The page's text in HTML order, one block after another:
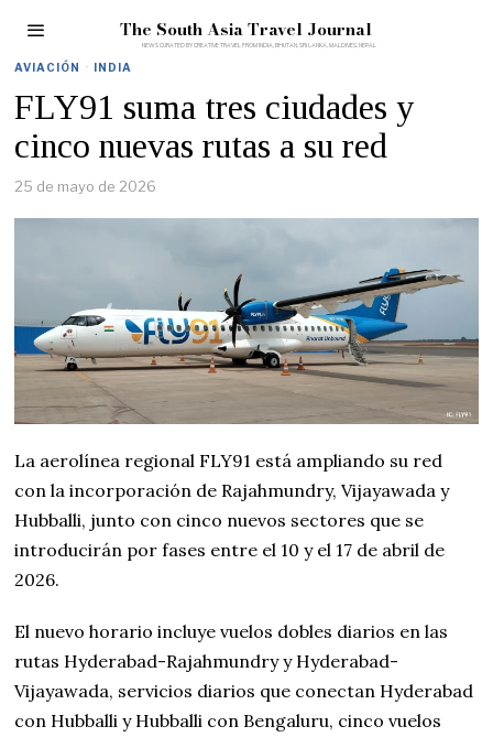
The South Asia Travel Journal
AVIACIÓN · INDIA
FLY91 suma tres ciudades y
cinco nuevas rutas a su red
25 de mayo de 2026
La aerolínea regional FLY91 está ampliando su red
con la incorporación de Rajahmundry, Vijayawada y
Hubballi, junto con cinco nuevos sectores que se
introducirán por fases entre el 10 y el 17 de abril de
2026.
El nuevo horario incluye vuelos dobles diarios en las
rutas Hyderabad-Rajahmundry y Hyderabad-
Vijayawada, servicios diarios que conectan Hyderabad
con Hubballi y Hubballi con Bengaluru, cinco vuelos